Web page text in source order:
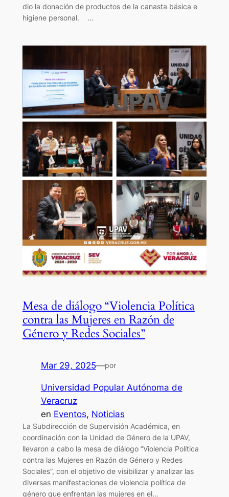
dio la donación de productos de la canasta básica e
higiene personal. …
Mesa de diálogo “Violencia Política
contra las Mujeres en Razón de
Género y Redes Sociales”
Mar 29, 2025—por
Universidad Popular Autónoma de
Veracruz
en Eventos, Noticias
La Subdirección de Supervisión Académica, en
coordinación con la Unidad de Género de la UPAV,
llevaron a cabo la mesa de diálogo “Violencia Política
contra las Mujeres en Razón de Género y Redes
Sociales”, con el objetivo de visibilizar y analizar las
diversas manifestaciones de violencia política de
género que enfrentan las mujeres en el…